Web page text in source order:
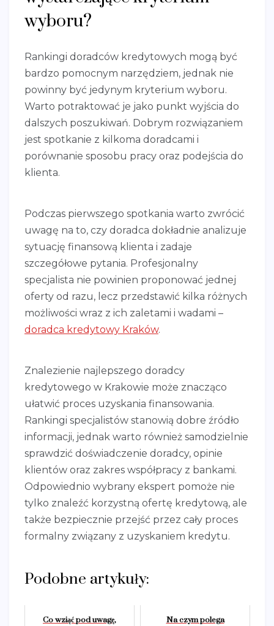
wyboru?
Rankingi doradców kredytowych mogą być
bardzo pomocnym narzędziem, jednak nie
powinny być jedynym kryterium wyboru.
Warto potraktować je jako punkt wyjścia do
dalszych poszukiwań. Dobrym rozwiązaniem
jest spotkanie z kilkoma doradcami i
porównanie sposobu pracy oraz podejścia do
klienta.
Podczas pierwszego spotkania warto zwrócić
uwagę na to, czy doradca dokładnie analizuje
sytuację finansową klienta i zadaje
szczegółowe pytania. Profesjonalny
specjalista nie powinien proponować jednej
oferty od razu, lecz przedstawić kilka różnych
możliwości wraz z ich zaletami i wadami –
doradca kredytowy Kraków.
Znalezienie najlepszego doradcy
kredytowego w Krakowie może znacząco
ułatwić proces uzyskania finansowania.
Rankingi specjalistów stanowią dobre źródło
informacji, jednak warto również samodzielnie
sprawdzić doświadczenie doradcy, opinie
klientów oraz zakres współpracy z bankami.
Odpowiednio wybrany ekspert pomoże nie
tylko znaleźć korzystną ofertę kredytową, ale
także bezpiecznie przejść przez cały proces
formalny związany z uzyskaniem kredytu.
Podobne artykuły:
Co wziąć pod uwagę,
Na czym polega